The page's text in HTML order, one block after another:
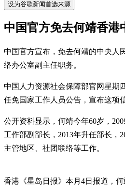
设为谷歌新闻首选来源
中国官方免去何靖香港
中国官方宣布，免去何靖的中央人
络办公室副主任职务。
中国人力资源社会保障部官网星期
任免国家工作人员公告，宣布这项
公开资料显示，何靖今年60岁，
工作部副部长，2013年升任部长，
主管地区、社团联络等工作。
香港《星岛日报》本月4日报道，